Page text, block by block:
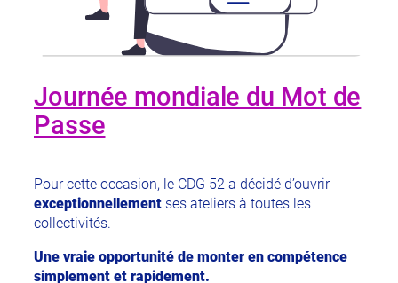
Journée mondiale du Mot de
Passe
Pour cette occasion, le CDG 52 a décidé d’ouvrir
exceptionnellement ses ateliers à toutes les
collectivités.
Une vraie opportunité de monter en compétence
simplement et rapidement.